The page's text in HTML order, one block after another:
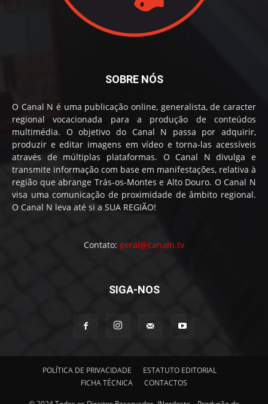
SOBRE NÓS
O Canal N é uma publicação online, generalista, de caracter
regional vocacionada para a produção de conteúdos
multimédia. O objetivo do Canal N passa por adquirir,
produzir e editar imagens em vídeo e torna-las acessíveis
através de múltiplas plataformas. O Canal N divulga e
transmite informação com base em manifestações, relativa à
região que abrange Trás-os-Montes e Alto Douro. O Canal N
visa uma comunicação de proximidade de âmbito regional.
O Canal N leva até si a SUA REGIÃO!
Contato: geral@canaln.tv
SIGA-NOS
POLÍTICA DE PRIVACIDADE
ESTATUTO EDITORIAL
FICHA TÉCNICA
CONTACTOS